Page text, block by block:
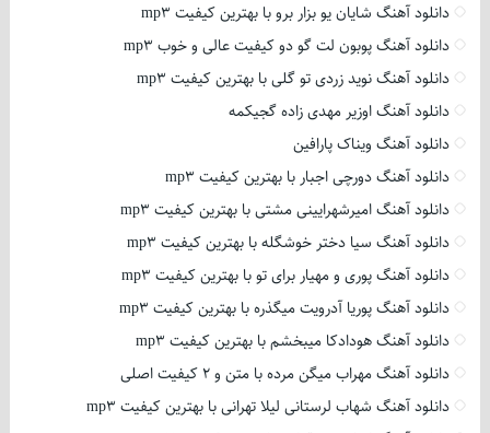
دانلود آهنگ شایان یو بزار برو با بهترین کیفیت mp3
دانلود آهنگ پوبون لت گو دو کیفیت عالی و خوب mp3
دانلود آهنگ نوید زردی تو گلی با بهترین کیفیت mp3
دانلود آهنگ اوزیر مهدی زاده گجیکمه
دانلود آهنگ ویناک پارافین
دانلود آهنگ دورچی اجبار با بهترین کیفیت mp3
دانلود آهنگ امیرشهرایینی مشتی با بهترین کیفیت mp3
دانلود آهنگ سیا دختر خوشگله با بهترین کیفیت mp3
دانلود آهنگ پوری و مهیار برای تو با بهترین کیفیت mp3
دانلود آهنگ پوریا آدرویت میگذره با بهترین کیفیت mp3
دانلود آهنگ هودادکا میبخشم با بهترین کیفیت mp3
دانلود آهنگ مهراب میگن مرده با متن و 2 کیفیت اصلی
دانلود آهنگ شهاب لرستانی لیلا تهرانی با بهترین کیفیت mp3